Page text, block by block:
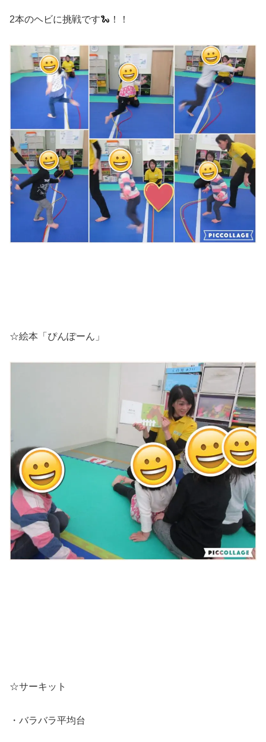
2本のヘビに挑戦です🐍！！
☆絵本「ぴんぽーん」
☆サーキット
・バラバラ平均台